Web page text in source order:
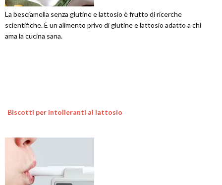
La besciamella senza glutine e lattosio è frutto di ricerche
scientifiche. È un alimento privo di glutine e lattosio adatto a chi
ama la cucina sana.
Biscotti per intolleranti al lattosio